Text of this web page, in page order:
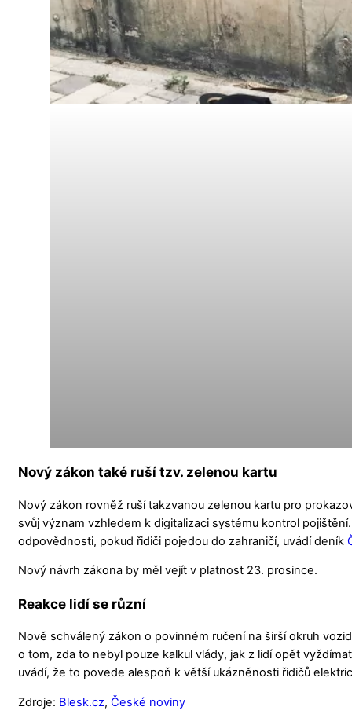
Nový zákon také ruší tzv. zelenou kartu
Nový zákon rovněž ruší takzvanou zelenou kartu pro
svůj význam vzhledem k digitalizaci systému kontrol
odpovědnosti, pokud řidiči pojedou do zahraničí, uvádí deník
Nový návrh zákona by měl vejít v platnost 23. prosince.
Reakce lidí se různí
Nově schválený zákon o povinném ručení na širší okruh
o tom, zda to nebyl pouze kalkul vlády, jak z lidí opět
uvádí, že to povede alespoň k větší ukázněnosti řidičů
Zdroje: Blesk.cz, České noviny